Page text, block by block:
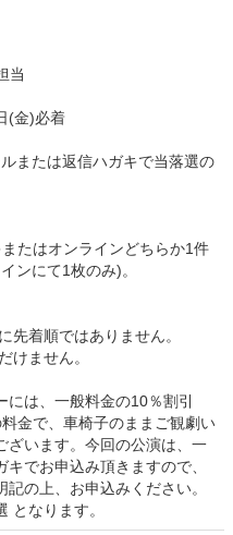
当
(金)必着
または返信ハガキで当落選の
たはオンラインどちらか1件
ンにて1枚のみ)。
先着順ではありません。
けません。
は、一般料金の10％割引
金で、車椅子のままご観劇い
ざいます。今回の公演は、一
でお申込み頂きますので、
の上、お申込みください。
となります。